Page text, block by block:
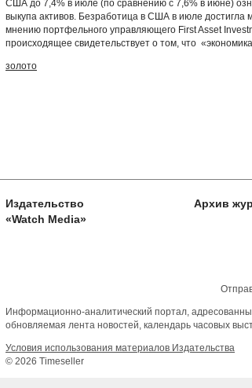
США до 7,4% в июле (по сравнению с 7,6% в июне)
выкупа активов. Безработица в США в июле достигла
мнению портфельного управляющего First Asset
происходящее свидетельствует о том, что
золото
Издательство
«Watch Media»
Архив
Информационно-аналитический портал,
обновляемая лента новостей, календарь часовых
Условия использования материалов Издательства
© 2026 Timeseller